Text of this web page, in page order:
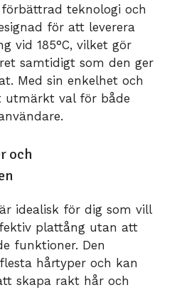
teknologi och
för att leverera
vid 185°C, vilket gör
samtidigt som den ger
Med sin enkelhet och
utmärkt val för både
och
idealisk för dig som vill
plattång utan att
funktioner. Den
hårtyper och kan
skapa rakt hår och